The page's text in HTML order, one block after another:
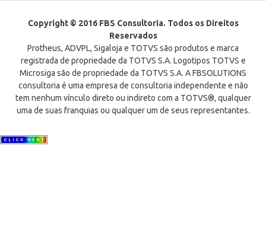
Copyright © 2016 FBS Consultoria. Todos os Direitos
Reservados
Protheus, ADVPL, Sigaloja e TOTVS são produtos e marca
registrada de propriedade da TOTVS S.A. Logotipos TOTVS e
Microsiga são de propriedade da TOTVS S.A. A FBSOLUTIONS
consultoria é uma empresa de consultoria independente e não
tem nenhum vínculo direto ou indireto com a TOTVS®, qualquer
uma de suas franquias ou qualquer um de seus representantes.